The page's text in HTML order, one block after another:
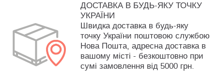
ДОСТАВКА В БУДЬ-ЯКУ ТОЧКУ
УКРАЇНИ
Швидка доставка в будь-яку
точку України поштовою службою
Нова Пошта, адресна доставка в
вашому місті - безкоштовно при
сумі замовлення від 5000 грн.